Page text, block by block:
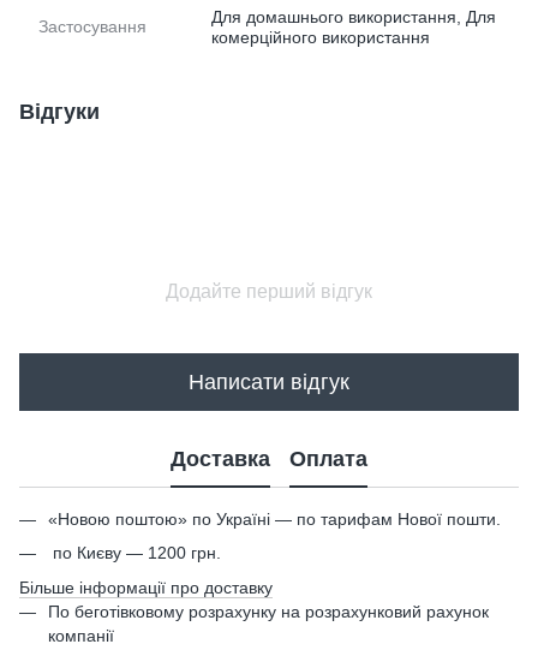
Застосування
Для домашнього використання, Для
комерційного використання
Відгуки
Додайте перший відгук
Написати відгук
Доставка Оплата
«Новою поштою» по Україні — по тарифам Нової пошти.
по Києву — 1200 грн.
Більше інформації про доставку
По беготівковому розрахунку на розрахунковий рахунок
компанії